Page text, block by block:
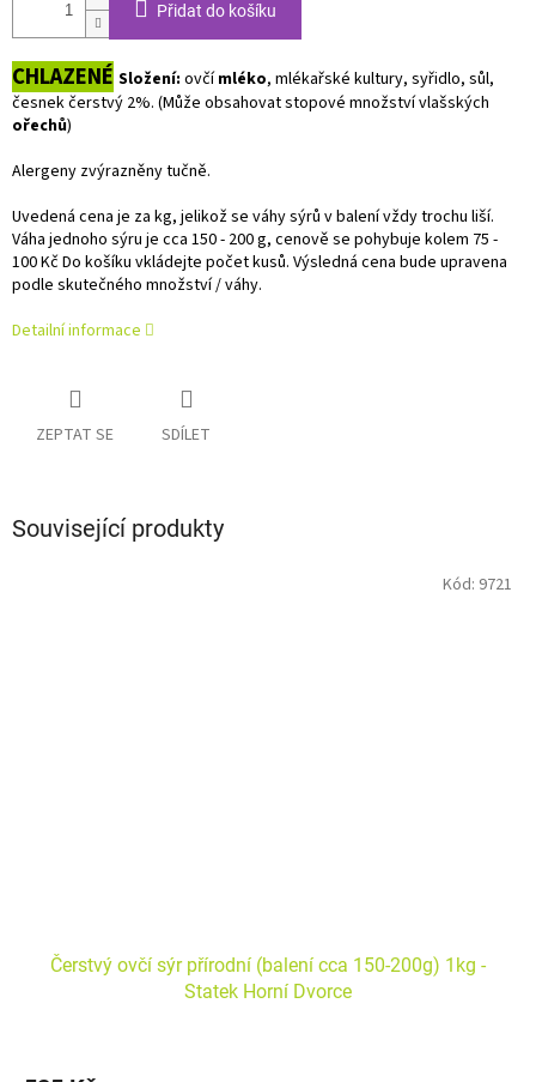
Přidat do košíku
CHLAZENÉ Složení: ovčímléko, mlékařské kultury, syřidlo, sůl,
česnek čerstvý 2%. (Může obsahovat stopové množství vlašských
ořechů)
Alergeny zvýrazněny tučně.
Uvedená cena je za kg, jelikož se váhy sýrů v balení vždy trochu liší.
Váha jednoho sýru je cca 150 - 200 g, cenově se pohybuje kolem 75 -
100 Kč Do košíku vkládejte počet kusů. Výsledná cena bude upravena
podle skutečného množství / váhy.
Detailní informace
ZEPTAT SE SDÍLET
Související produkty
Čerstvý ovčí sýr přírodní (balení cca 150-200g) 1kg -
Statek Horní Dvorce
Kód: 9721